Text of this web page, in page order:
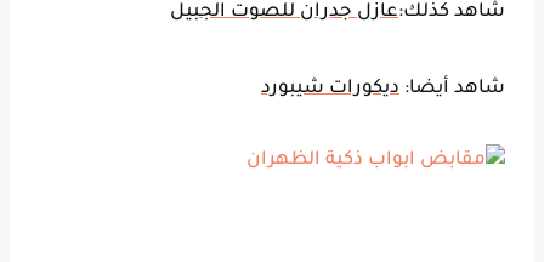
شاهد كذلك:عازل جدران للصوت الجبيل
شاهد أيضا: ديكورات شيبورد